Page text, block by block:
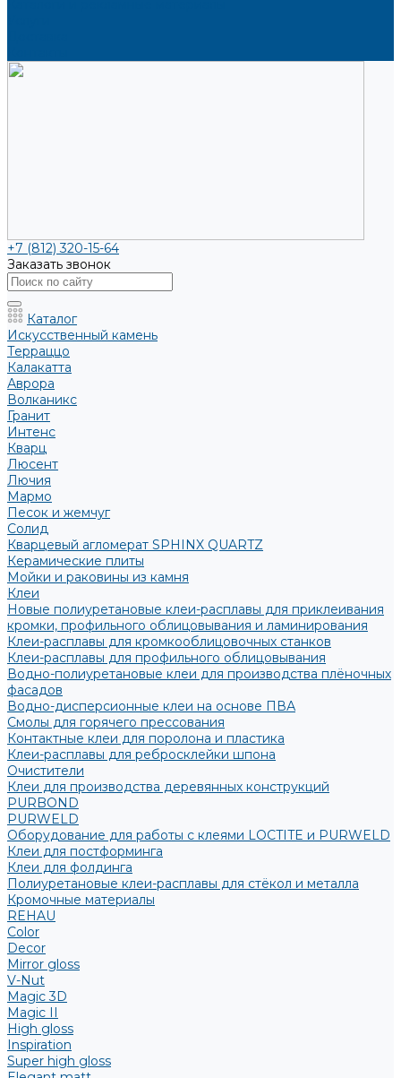
+7 (812) 320-15-64
Заказать звонок
Каталог
Искусственный камень
Терраццо
Калакатта
Аврора
Волканикс
Гранит
Интенс
Кварц
Люсент
Лючия
Мармо
Песок и жемчуг
Солид
Кварцевый агломерат SPHINX QUARTZ
Керамические плиты
Мойки и раковины из камня
Клеи
Новые полиуретановые клеи-расплавы для приклеивания
кромки, профильного облицовывания и ламинирования
Клеи-расплавы для кромкооблицовочных станков
Клеи-расплавы для профильного облицовывания
Водно-полиуретановые клеи для производства плёночных
фасадов
Водно-дисперсионные клеи на основе ПВА
Смолы для горячего прессования
Контактные клеи для поролона и пластика
Клеи-расплавы для ребросклейки шпона
Очистители
Клеи для производства деревянных конструкций
PURBOND
PURWELD
Оборудование для работы с клеями LOCTITE и PURWELD
Клеи для постформинга
Клеи для фолдинга
Полиуретановые клеи-расплавы для стёкол и металла
Кромочные материалы
REHAU
Color
Decor
Mirror gloss
V-Nut
Magic 3D
Magic II
High gloss
Inspiration
Super high gloss